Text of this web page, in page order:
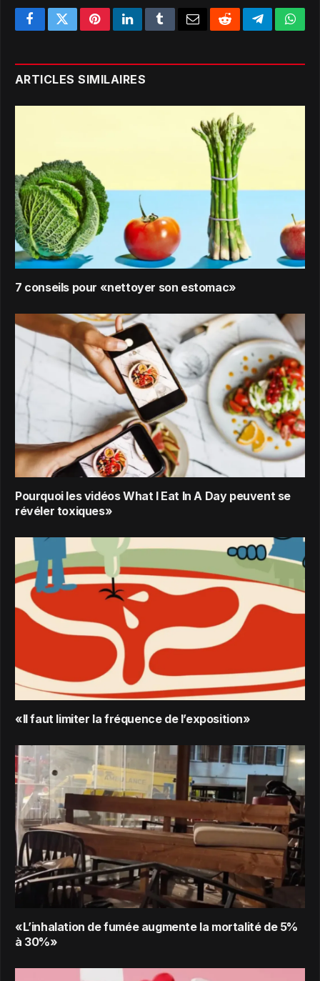
FacebookTwitterPinterestLinkedInTumblr EmailRedditTelegram
ARTICLES SIMILAIRES
7 conseils pour «nettoyer son estomac»
Pourquoi les vidéos What I Eat In A Day peuvent se
révéler toxiques»
«Il faut limiter la fréquence de l’exposition»
«L’inhalation de fumée augmente la mortalité de 5%
à 30%»